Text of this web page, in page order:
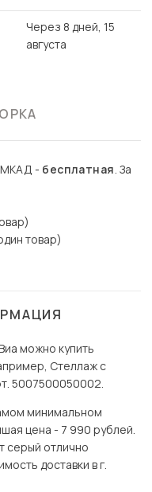
Через 8 дней, 15
августа
МКАД - бесплатная. За
товар)
можно купить
Стеллаж с
5007500050002.
минимальном
цена - 7 990 рублей.
серый отлично
доставки в г.